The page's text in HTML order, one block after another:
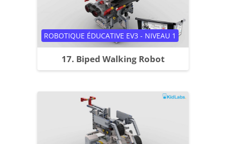
17. Biped Walking Robot
Catégorie de cours
ROBOTIQUE ÉDUCATIVE EV3 - NIVEAU 1